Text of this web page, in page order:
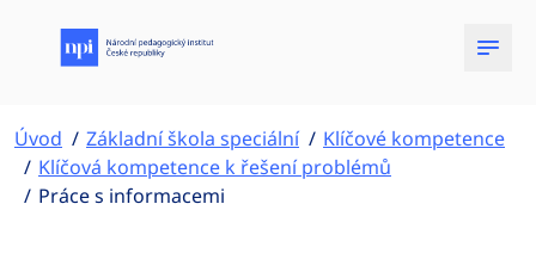
Úvod Základní škola speciální
Klíčové kompetence
Klíčová kompetence k řešení problémů
Práce s informacemi